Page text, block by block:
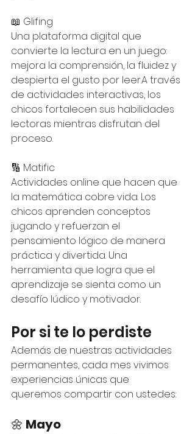
📖 Glifing
Una plataforma digital que
convierte la lectura en un juego:
mejora la comprensión, la fluidez y
despierta el gusto por leer.A través
de actividades interactivas, los
chicos fortalecen sus habilidades
lectoras mientras disfrutan del
proceso.
🔢 Matific
Actividades online que hacen que
la matemática cobre vida. Los
chicos aprenden conceptos
jugando y refuerzan el
pensamiento lógico de manera
práctica y divertida. Una
herramienta que logra que el
aprendizaje se sienta como un
desafío lúdico y motivador.
Por si te lo perdiste
Además de nuestras actividades
permanentes, cada mes vivimos
experiencias únicas que
queremos compartir con ustedes:
🌼 Mayo